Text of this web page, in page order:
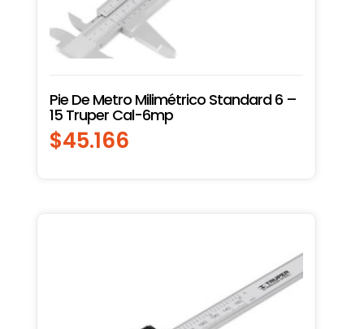
Pie De Metro Milimétrico Standard 6 –
15 Truper Cal-6mp
$45.166